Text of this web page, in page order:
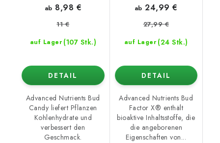
auf Lager (107 Stk.)
ab 8,98 €
11 €
DETAIL
Advanced Nutrients Bud
Candy liefert Pflanzen
Kohlenhydrate und
verbessert den
Geschmack.
auf Lager (24 Stk.)
ab 24,99 €
27,99 €
DETAIL
Advanced Nutrients Bud
Factor X® enthält
bioaktive Inhaltsstoffe, die
die angeborenen
Eigenschaften von...